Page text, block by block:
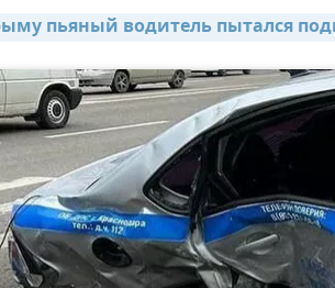
пьяный водитель пытался